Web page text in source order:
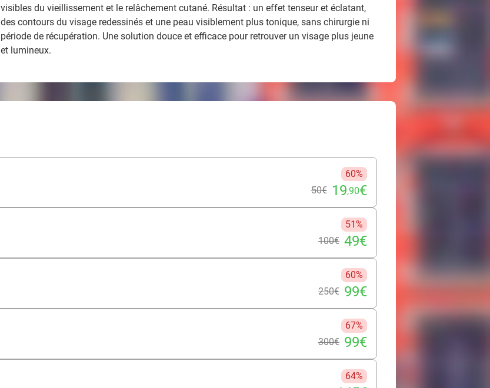
visibles du vieillissement et le relâchement cutané. Résultat : un effet tenseur et éclatant,
des contours du visage redessinés et une peau visiblement plus tonique, sans chirurgie ni
période de récupération. Une solution douce et efficace pour retrouver un visage plus jeune
et lumineux.
60%
50€ 19,90€
51%
100€ 49€
60%
250€ 99€
67%
300€ 99€
64%